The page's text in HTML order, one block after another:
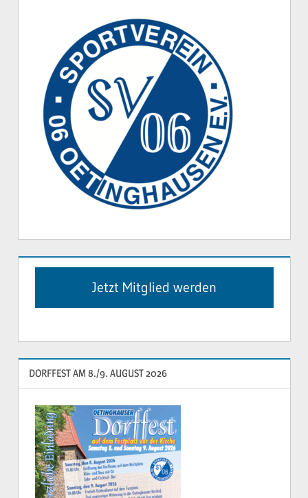
Jetzt Mitglied werden
DORFFEST AM 8./9. AUGUST 2026